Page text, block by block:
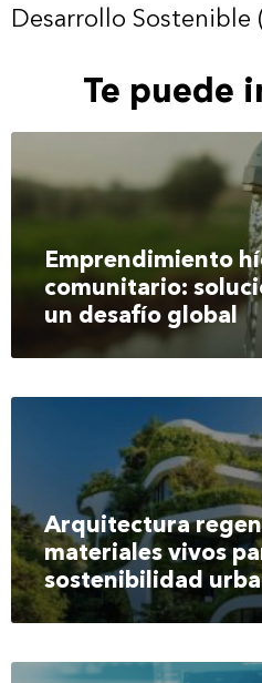
Desarrollo Sostenible
Te puede
Emprendimiento
comunitario:
un desafío global
Arquitectura
materiales vivos
sostenibilidad